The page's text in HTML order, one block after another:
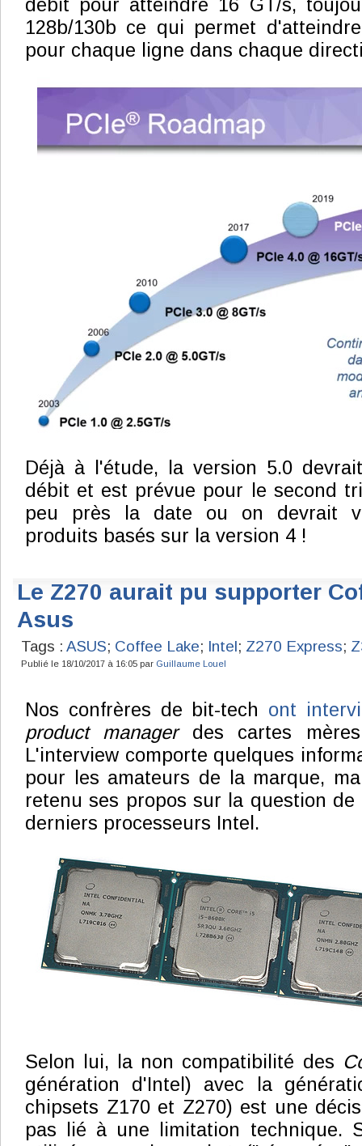
débit pour atteindre 16 GT/s,
128b/130b ce qui permet
pour chaque ligne dans chaque
Déjà à l'étude, la version 5.0
débit et est prévue pour le second
peu près la date ou on devrait
produits basés sur la version 4 !
Le Z270 aurait pu supporter
Asus
Tags : ASUS; Coffee Lake; Intel; Z270 Express;
Publié le 18/10/2017 à 16:05 par Guillaume Louel
Nos confrères de bit-tech ont
product managerdes cartes
L'interview comporte quelques
pour les amateurs de la marque,
retenu ses propos sur la question
derniers processeurs Intel.
Selon lui, la non compatibilité des
génération d'Intel) avec la
chipsets Z170 et Z270) est une
pas lié à une limitation technique.